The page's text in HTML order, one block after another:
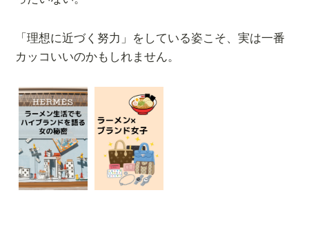
「理想に近づく努力」をしている姿こそ、実は一番
カッコいいのかもしれません。